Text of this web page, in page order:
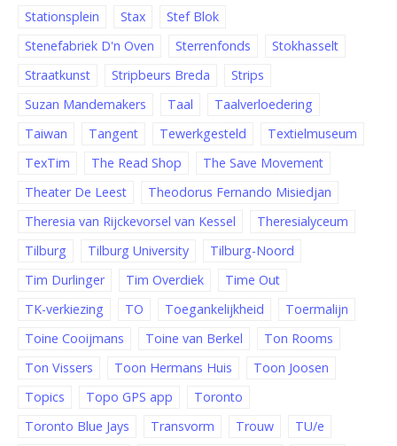
Stationsplein
Stax
Stef Blok
Stenefabriek D'n Oven
Sterrenfonds
Stokhasselt
Straatkunst
Stripbeurs Breda
Strips
Suzan Mandemakers
Taal
Taalverloedering
Taiwan
Tangent Tewerkgesteld
Textielmuseum
TexTim
The Read Shop
The Save Movement
Theater De Leest
Theodorus Fernando Misiedjan
Theresia van Rijckevorsel van Kessel
Theresialyceum
Tilburg
Tilburg University
Tilburg-Noord
Tim Durlinger
Tim Overdiek
Time Out
TK-verkiezing
TO Toegankelijkheid
Toermalijn
Toine Cooijmans
Toine van Berkel
Ton Rooms
Ton Vissers
Toon Hermans Huis
Toon Joosen
Topics
Topo GPS app
Toronto
Toronto Blue Jays
Transvorm Trouw
TU/e